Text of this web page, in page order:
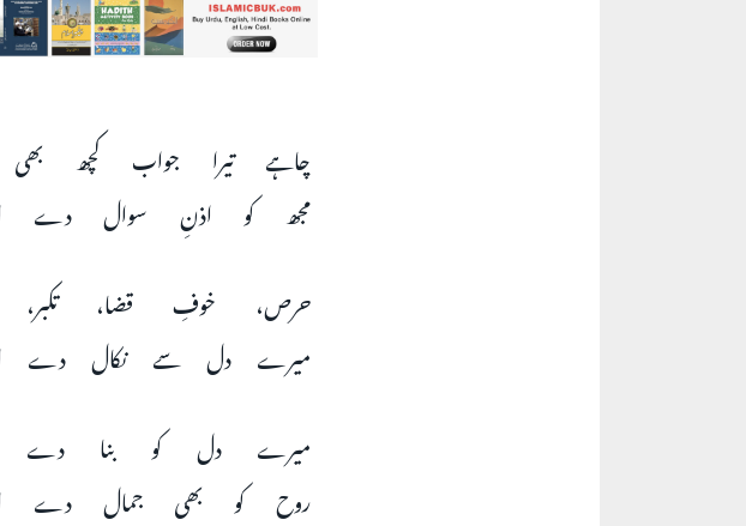
چاہے تیرا جواب کچھ
مجھ کو اذنِ سوال دے
حرص، خوفِ قضا، تکبر،
میرے دل سے نکال دے
میرے دل کو بنا دے
روح کو بھی جمال دے